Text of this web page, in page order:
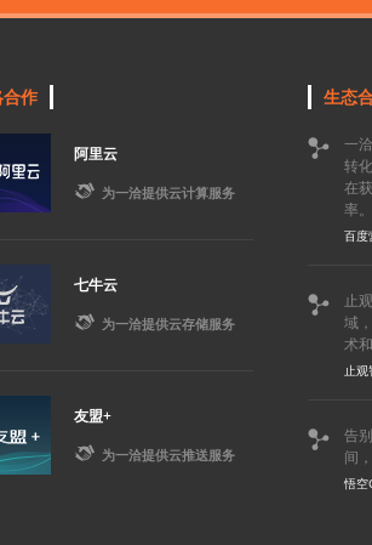
作
阿里云
 为一洽提供云计算服务
七牛云
 为一洽提供云存储服务
友盟+
 为一洽提供云推送服务
生态

一
转
在
率。
百度

止
域
术
止观

告
间
悟空